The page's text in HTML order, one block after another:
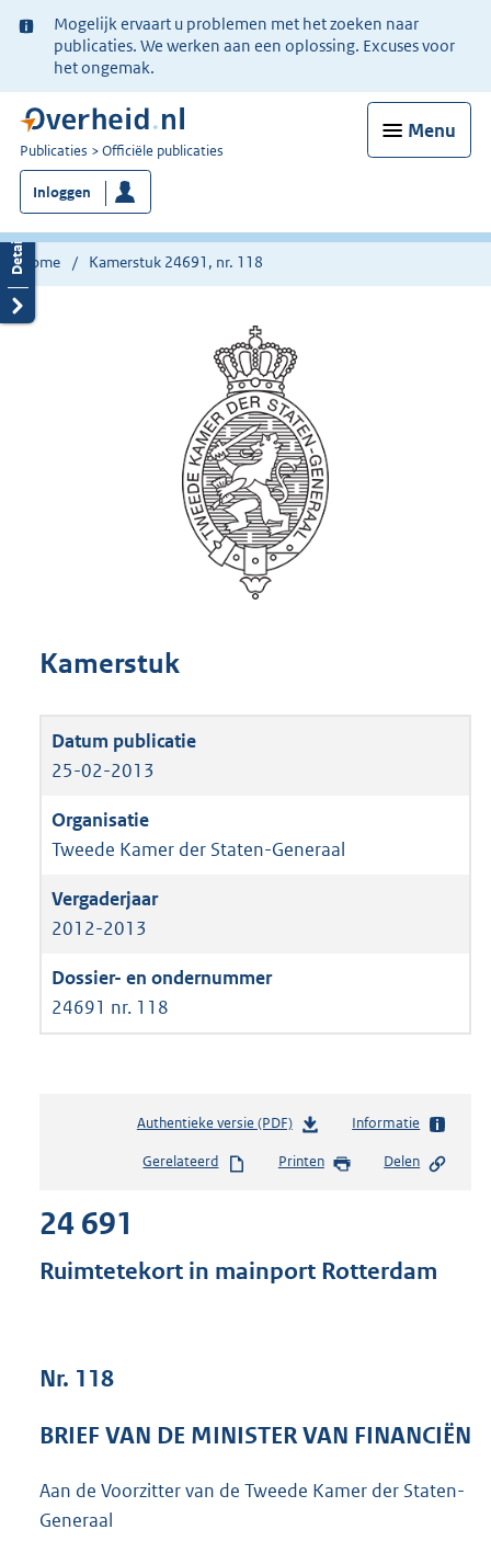
Ter
informatie:
Mogelijk ervaart u problemen met het zoeken naar
publicaties. We werken aan een oplossing. Excuses voor
het ongemak.
Menu
U
bent
nu
hier:
Publicaties Officiële publicaties
Inloggen
Home Kamerstuk 24691, nr. 118
Kamerstuk
25-02-2013
Tweede Kamer der Staten-Generaal
2012-2013
24691 nr. 118
Authentieke versie (PDF)b
s
s
e
4
Informatie
Gerelateerd Printen Delen
24 691
Ruimtetekort in mainport Rotterdam
Nr. 118
BRIEF VAN DE MINISTER VAN FINANCIËN
Aan de Voorzitter van de Tweede Kamer der Staten-
Generaal